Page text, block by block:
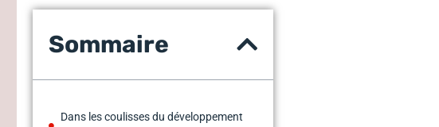
Sommaire
Dans les coulisses du développement